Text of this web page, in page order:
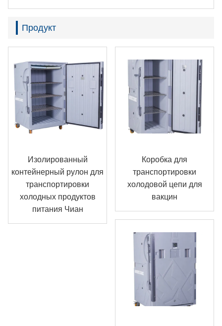
Продукт
Изолированный
контейнерный рулон для
транспортировки
холодных продуктов
питания Чиан
Коробка для
транспортировки
холодовой цепи для
вакцин